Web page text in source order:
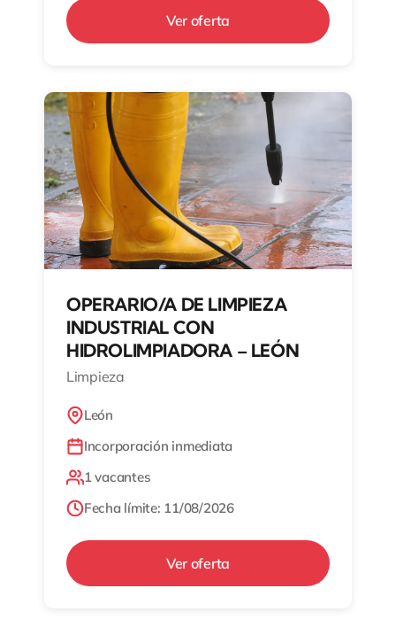
Ver oferta
OPERARIO/A DE LIMPIEZA
INDUSTRIAL CON
HIDROLIMPIADORA – LEÓN
Limpieza
León
Incorporación inmediata
1 vacantes
Fecha límite: 11/08/2026
Ver oferta